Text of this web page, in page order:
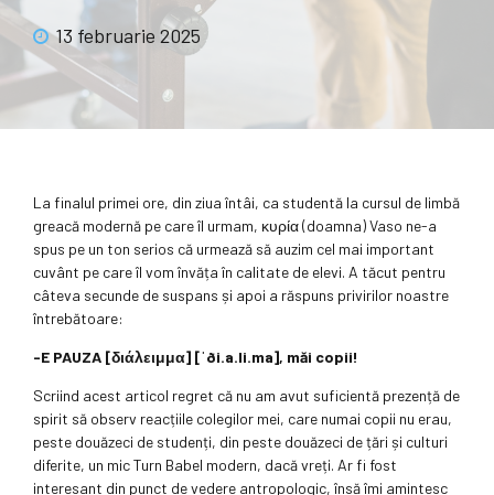
13 februarie 2025
La finalul primei ore, din ziua întâi, ca studentă la cursul de limbă
greacă modernă pe care îl urmam, κυρία (doamna) Vaso ne-a
spus pe un ton serios că urmează să auzim cel mai important
cuvânt pe care îl vom învăța în calitate de elevi. A tăcut pentru
câteva secunde de suspans și apoi a răspuns privirilor noastre
întrebătoare:
-E PAUZA [διάλειμμα] [ˈði.a.li.ma], măi copii!
Scriind acest articol regret că nu am avut suficientă prezență de
spirit să observ reacțiile colegilor mei, care numai copii nu erau,
peste douăzeci de studenți, din peste douăzeci de țări și culturi
diferite, un mic Turn Babel modern, dacă vreți. Ar fi fost
interesant din punct de vedere antropologic, însă îmi amintesc